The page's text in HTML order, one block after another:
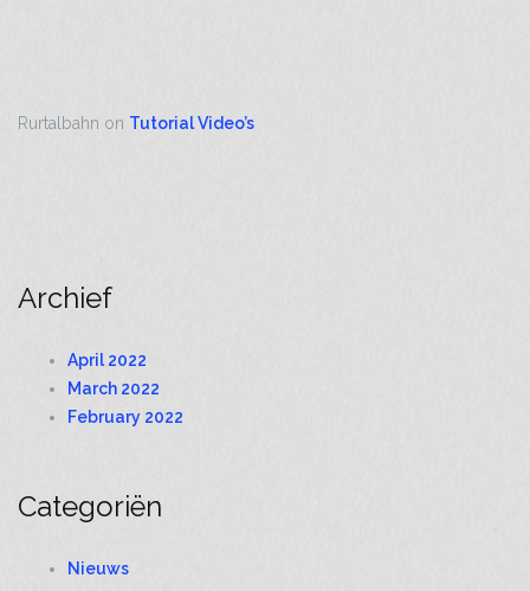
Rurtalbahn on Tutorial Video’s
Archief
April 2022
March 2022
February 2022
Categoriën
Nieuws